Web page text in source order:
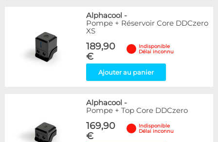
Alphacool -
Pompe + Réservoir Core DDCzero
XS
189,90
€
Indisponible
Délai inconnu
Ajouter au panier
Alphacool -
Pompe + Top Core DDCzero
169,90
€
Indisponible
Délai inconnu